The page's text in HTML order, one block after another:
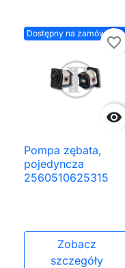
Dostępny na zamówienie

favorite_border
Pompa zębata,
pojedyncza
2560510625315
Zobacz
szczegóły